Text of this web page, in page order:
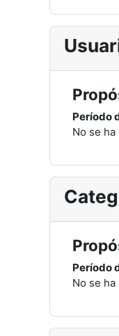
Período
No se
Período
No se